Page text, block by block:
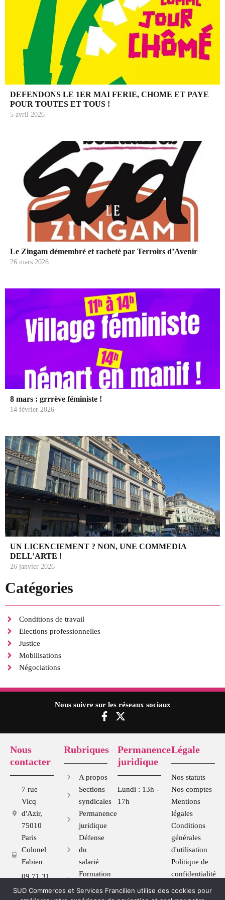
Catégories
Conditions de travail
Elections professionnelles
Justice
Mobilisations
Négociations
DEFENDONS LE 1ER MAI FERIE, CHOME ET PAYE
POUR TOUTES ET TOUS !
5 avril 2026
Le Zingam démembré et racheté par Terroirs d’Avenir
26 mars 2026
8 mars : grrrève féministe !
14 février 2026
UN LICENCIEMENT ? NON, UNE COMMEDIA
DELL’ARTE !
26 janvier 2026
Nous suivre sur les réseaux sociaux
F
a
c
b
o
o
-
f
X
-
t
w
i
t
t
e
r
Nous
contacter
7 rue
Vicq
d'Azir,
75010
Paris
Colonel
Fabien
09 71 31
70 28
Rubriques
A propos
Sections
syndicales
Permanence
juridique
Défense
du
salarié
Formation
syndicale
Se
Permanence
juridique
Lundi : 13h -
17h
Légale
Nos statuts
Nos comptes
Mentions
légales
Conditions
générales
d'utilisation
Politique de
confidentialité
SUD Commerces et Services Francilien utilise des cookies pour